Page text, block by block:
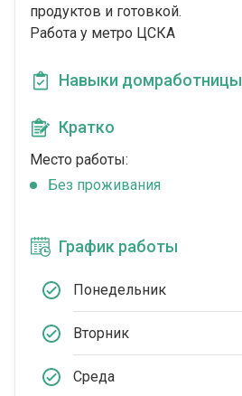
продуктов и готовкой.
Работа у метро ЦСКА
Навыки домработницы
Кратко
Место работы:
Без проживания
График работы
Понедельник
Вторник
Среда